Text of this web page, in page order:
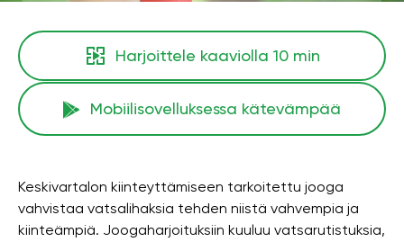
Harjoittele kaaviolla 10 min
Mobiilisovelluksessa kätevämpää
Keskivartalon kiinteyttämiseen tarkoitettu jooga
vahvistaa vatsalihaksia tehden niistä vahvempia ja
kiinteämpiä. Joogaharjoituksiin kuuluu vatsarutistuksia,